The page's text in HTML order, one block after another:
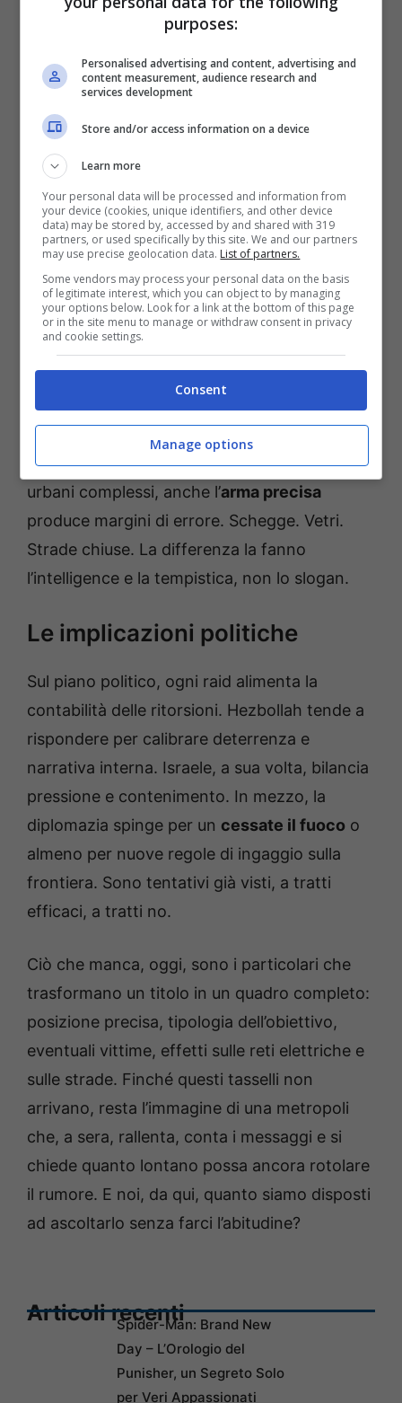
Colpire un obiettivo riconducibile a
Hezbollah
qualsiasi. È un segnale. Parla a chi vive nel
sud del Libano, ai decisori a Tel Aviv, ai
mediatori europei e arabi. Dice: il perimetro
dell’escalation può allargarsi. Non è detto che
succeda. Ma la soglia psicologica si sposta. E
con lei le paure delle famiglie che abitano
piani bassi, che tengono documenti e chiavi
in un’unica busta, “nel caso”.
Le implicazioni militari
Sul piano militare, l’uso dichiarato di
munizionamento a guida di precisione mira a
ridurre l’impatto sui civili. È un obiettivo
tecnicamente sensato. Tuttavia, in contesti
urbani complessi, anche l’arma precisa
produce margini di errore. Schegge. Vetri.
Strade chiuse. La differenza la fanno
l’intelligence e la tempistica, non lo slogan.
Le implicazioni politiche
Sul piano politico, ogni raid alimenta la
contabilità delle ritorsioni. Hezbollah tende a
rispondere per calibrare deterrenza e
narrativa interna. Israele, a sua volta, bilancia
pressione e contenimento. In mezzo, la
diplomazia spinge per un cessate il fuoco o
almeno per nuove regole di ingaggio sulla
frontiera. Sono tentativi già visti, a tratti
efficaci, a tratti no.
Ciò che manca, oggi, sono i particolari che
trasformano un titolo in un quadro completo:
posizione precisa, tipologia dell’obiettivo,
eventuali vittime, effetti sulle reti elettriche e
sulle strade. Finché questi tasselli non
arrivano, resta l’immagine di una metropoli
che, a sera, rallenta, conta i messaggi e si
chiede quanto lontano possa ancora rotolare
il rumore. E noi, da qui, quanto siamo disposti
ad ascoltarlo senza farci l’abitudine?
Articoli recentiSpider-Man: Brand New
Day – L’Orologio del
Punisher, un Segreto Solo
per Veri Appassionati
purposes:
Personalised advertising and content, advertising and
content measurement, audience research and
services development
Store and/or access information on a device
Learn more
Your personal data will be processed and information from
your device (cookies, unique identifiers, and other device
data) may be stored by, accessed by and shared with 319
partners, or used specifically by this site. We and our partners
may use precise geolocation data. List of partners.
Some vendors may process your personal data on the basis
of legitimate interest, which you can object to by managing
your options below. Look for a link at the bottom of this page
or in the site menu to manage or withdraw consent in privacy
and cookie settings.
Consent
Manage options